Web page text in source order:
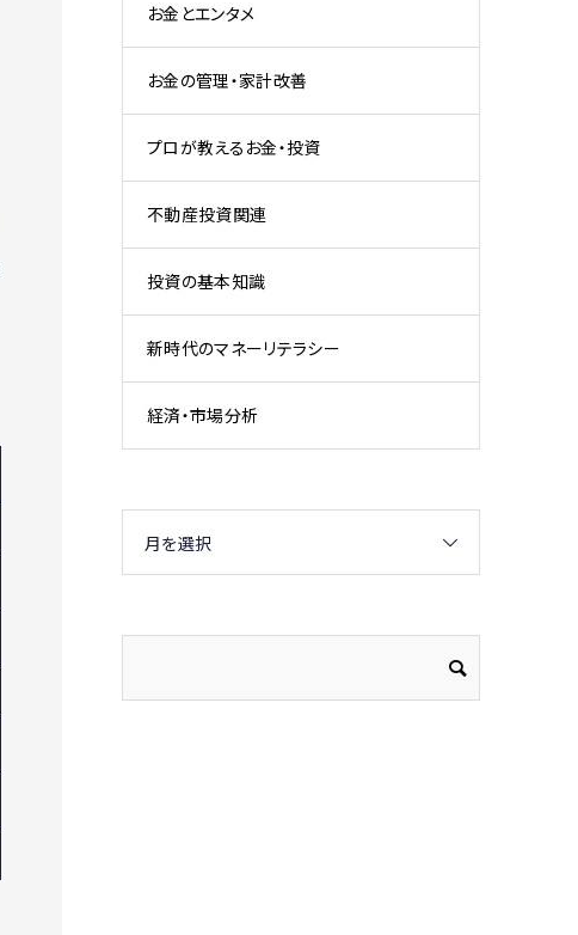
お金とエンタメ
お金の管理・家計改善
プロが教えるお金・投資
不動産投資関連
投資の基本知識
新時代のマネーリテラシー
経済・市場分析
月を選択